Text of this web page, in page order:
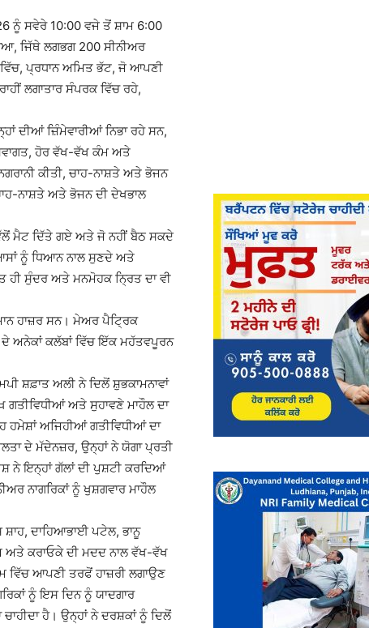
ਨੂੰ ਸਵੇਰੇ 10:00 ਵਜੇ ਤੋਂ ਸ਼ਾਮ 6:00
ਜਿੱਥੇ ਲਗਭਗ 200 ਸੀਨੀਅਰ
ਪ੍ਰਧਾਨ ਅਮਿਤ ਭੱਟ, ਜੋ ਆਪਣੀ
ਲਗਾਤਾਰ ਸੰਪਰਕ ਵਿੱਚ ਰਹੇ,
ਦੀਆਂ ਜ਼ਿੰਮੇਵਾਰੀਆਂ ਨਿਭਾ ਰਹੇ ਸਨ,
ਹੋਰ ਵੱਖ-ਵੱਖ ਕੰਮ ਅਤੇ
ਕੀਤੀ, ਚਾਹ-ਨਾਸ਼ਤੇ ਅਤੇ ਭੋਜਨ
ਨਾਸ਼ਤੇ ਅਤੇ ਭੋਜਨ ਦੀ ਦੇਖਭਾਲ
ਮੈਟ ਦਿੱਤੇ ਗਏ ਅਤੇ ਜੋ ਨਹੀਂ ਬੈਠ ਸਕਦੇ
ਨੂੰ ਧਿਆਨ ਨਾਲ ਸੁਣਦੇ ਅਤੇ
ਸੁੰਦਰ ਅਤੇ ਮਨਮੋਹਕ ਨ੍ਰਿਤ ਦਾ ਵੀ
ਹਾਜ਼ਰ ਸਨ। ਮੇਅਰ ਪੈਟ੍ਰਿਕ
ਅਨੇਕਾਂ ਕਲੱਬਾਂ ਵਿੱਚ ਇੱਕ ਮਹੱਤਵਪੂਰਨ
ਸ਼ਫ਼ਾਤ ਅਲੀ ਨੇ ਦਿਲੋਂ ਸ਼ੁਭਕਾਮਨਾਵਾਂ
ਗਤੀਵਿਧੀਆਂ ਅਤੇ ਸੁਹਾਵਣੇ ਮਾਹੌਲ ਦਾ
ਅਜਿਹੀਆਂ ਗਤੀਵਿਧੀਆਂ ਦਾ
ਦੇ ਮੱਦੇਨਜ਼ਰ, ਉਨ੍ਹਾਂ ਨੇ ਯੋਗਾ ਪ੍ਰਤੀ
ਨੇ ਇਨ੍ਹਾਂ ਗੱਲਾਂ ਦੀ ਪੁਸ਼ਟੀ ਕਰਦਿਆਂ
ਨਾਗਰਿਕਾਂ ਨੂੰ ਖੁਸ਼ਗਵਾਰ ਮਾਹੌਲ
ਸ਼ਾਹ, ਦਾਹਿਆਭਾਈ ਪਟੇਲ, ਭਾਨੂ
ਅਤੇ ਕਰਾਓਕੇ ਦੀ ਮਦਦ ਨਾਲ ਵੱਖ-ਵੱਖ
ਵਿੱਚ ਆਪਣੀ ਤਰਫੋਂ ਹਾਜ਼ਰੀ ਲਗਾਉਣ
ਨੂੰ ਇਸ ਦਿਨ ਨੂੰ ਯਾਦਗਾਰ
ਹੈ। ਉਨ੍ਹਾਂ ਨੇ ਦਰਸ਼ਕਾਂ ਨੂੰ ਦਿਲੋਂ